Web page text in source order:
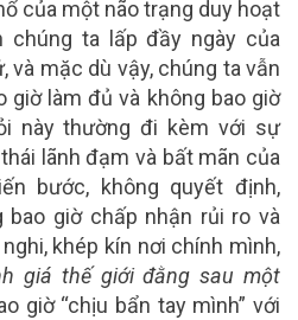
của một não trạng duy hoạt
chúng ta lấp đầy ngày của
và mặc dù vậy, chúng ta vẫn
giờ làm đủ và không bao giờ
này thường đi kèm với sự
lãnh đạm và bất mãn của
bước, không quyết định,
bao giờ chấp nhận rủi ro và
khép kín nơi chính mình,
giá thế giới đằng sau một
giờ “chịu bẩn tay mình” với